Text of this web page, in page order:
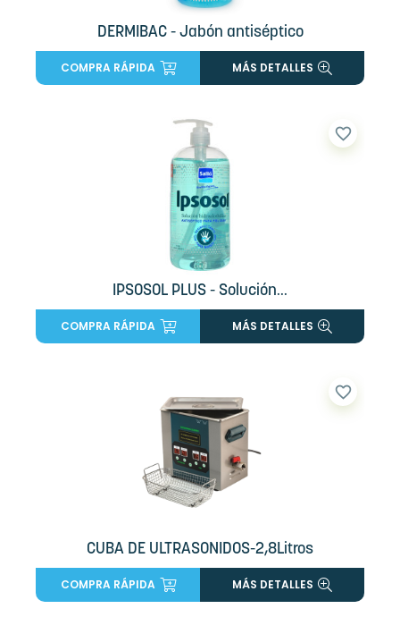
DERMIBAC - Jabón antiséptico
COMPRA RÁPIDA MÁS DETALLES
favorite_border
IPSOSOL PLUS - Solución...
COMPRA RÁPIDA MÁS DETALLES
favorite_border
CUBA DE ULTRASONIDOS-2,8Litros
COMPRA RÁPIDA MÁS DETALLES